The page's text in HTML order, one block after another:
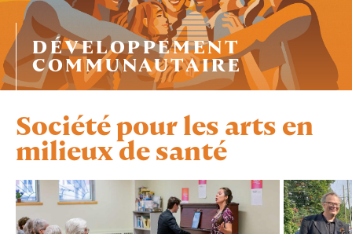
DÉVELOPPEMENT
COMMUNAUTAIRE
Société pour les arts en
milieux de santé